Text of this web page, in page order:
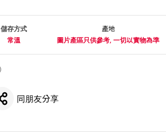
儲存方式
常溫
產地
圖片產區只供參考, 一切以實物為準
同朋友分享